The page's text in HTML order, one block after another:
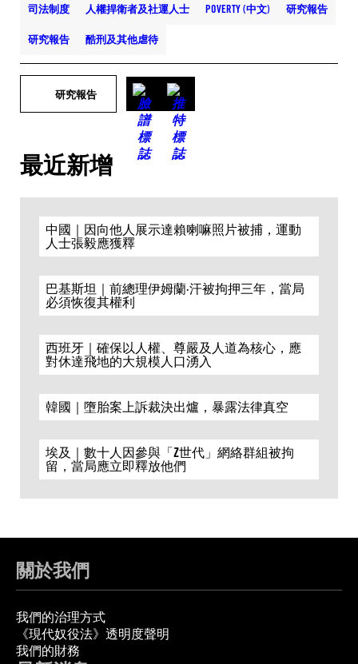
司法制度 人權捍衛者及社運人士 POVERTY (中文) 研究報告
研究報告 酷刑及其他虐待
研究報告
最近新增
中國｜因向他人展示達賴喇嘛照片被捕，運動
人士張毅應獲釋
巴基斯坦｜前總理伊姆蘭·汗被拘押三年，當局
必須恢復其權利
西班牙｜確保以人權、尊嚴及人道為核心，應
對休達飛地的大規模人口湧入
韓國｜墮胎案上訴裁決出爐，暴露法律真空
埃及｜數十人因參與「Z世代」網絡群組被拘
留，當局應立即釋放他們
關於我們
我們的治理方式
《現代奴役法》透明度聲明
我們的財務